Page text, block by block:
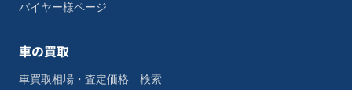
バイヤー様ページ
車の買取
車買取相場・査定価格 検索